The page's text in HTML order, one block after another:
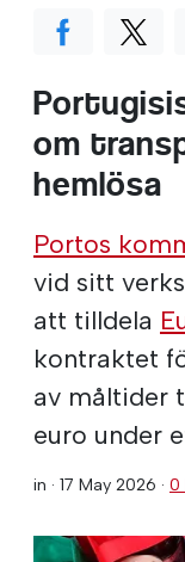
om
hemlösa
Portos
vid sitt
att tilldela
kontraktet
av måltider
euro under
in · 17 May 2026 · 0